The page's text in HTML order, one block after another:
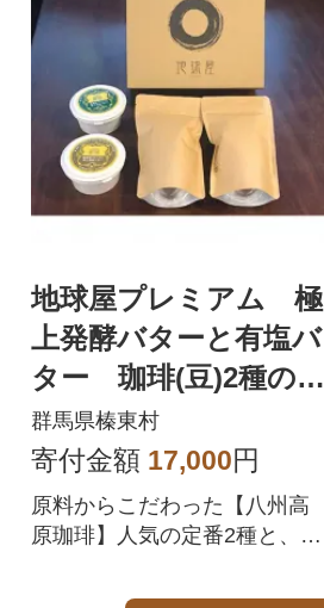
地球屋プレミアム 極
上発酵バターと有塩バ
ター 珈琲(豆)2種のセ
ット
群馬県榛東村
寄付金額 17,000円
原料からこだわった【八州高
原珈琲】人気の定番2種と、バ
ターのセットです。